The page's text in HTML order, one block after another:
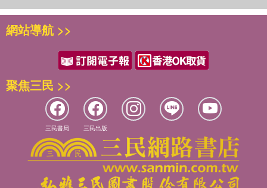
網站導航 >>
聚焦三民 >>
三民書局 三民出版